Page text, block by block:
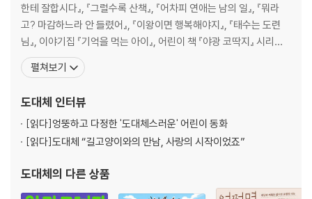
한테 잘합시다』, 『그럴수록 산책』, 『어차피 연애는 남의 일』, 『뭐라
고? 마감하느라 안 들렸어』, 『이왕이면 행복해야지』, 『태수는 도련
님』, 이야기집 『기억을 먹는 아이』, 어린이 책 『야광 코딱지』 시리즈
등을 썼다. 마음이 힘들 때마다 머릿속에는 끊임없이 이야기가 쏟아
졌다. 그 이야기들을 오랜 시간 동안 쓰고 다듬었더니 이야기집 『기억
게도 위로가 되었으면 한다.
펼쳐보기
도대체 인터뷰
[읽다]엉뚱하고 다정한 '도대체스러운' 어린이 동화
[읽다]도대체 “길고양이와의 만남, 사랑의 시작이었죠”
도대체의 다른 상품